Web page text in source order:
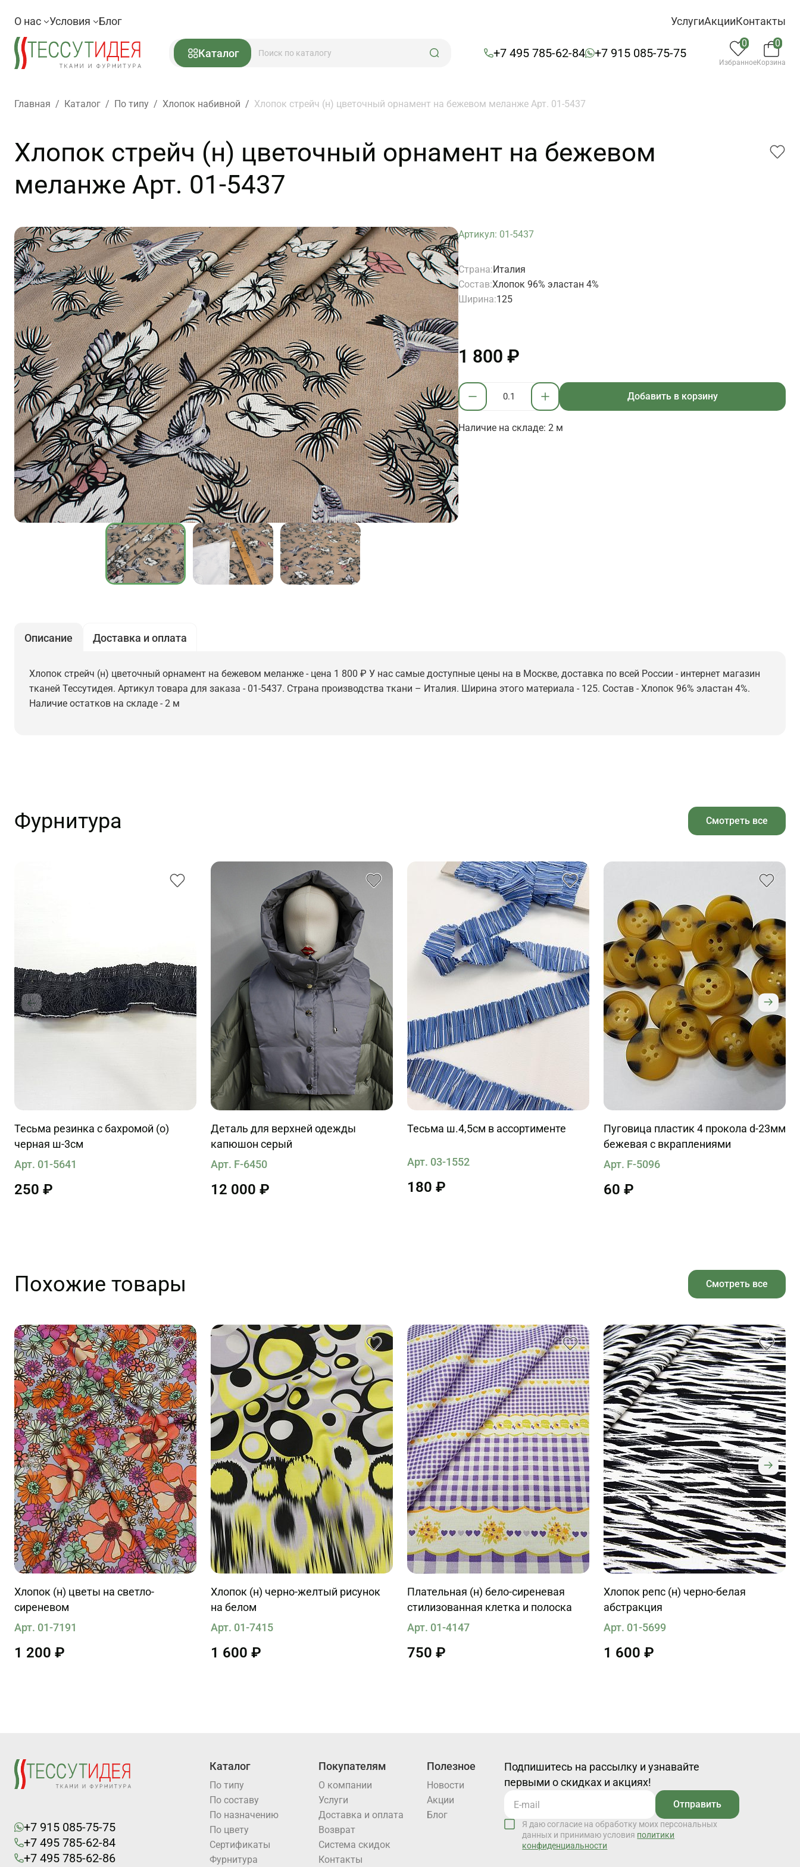
О нас Условия Блог УслугиАкцииКонтакты
Каталог +7 495 785-62-84 +7 915 085-75-75
0
Избранное
0
Корзина
Главная / Каталог / По типу / Хлопок набивной / Хлопок стрейч (н) цветочный орнамент на бежевом меланже Арт. 01-5437
Хлопок стрейч (н) цветочный орнамент на бежевом
меланже Арт. 01-5437
Артикул: 01-5437
Страна:Италия
Состав:Хлопок 96% эластан 4%
Ширина:125
1 800 ₽
Добавить в корзину
Наличие на складе: 2 м
Описание Доставка и оплата
Хлопок стрейч (н) цветочный орнамент на бежевом меланже - цена 1 800 ₽ У нас самые доступные цены на в Москве, доставка по всей России - интернет магазин
тканей Тессутидея. Артикул товара для заказа - 01-5437. Страна производства ткани – Италия. Ширина этого материала - 125. Состав - Хлопок 96% эластан 4%.
Наличие остатков на складе - 2 м
Фурнитура Смотреть все
Тесьма резинка с бахромой (о)
черная ш-3см
Арт. 01-5641
250 ₽
Деталь для верхней одежды
капюшон серый
Арт. F-6450
12 000 ₽
Тесьма ш.4,5см в ассортименте
Арт. 03-1552
180 ₽
Пуговица пластик 4 прокола d-23мм
бежевая с вкраплениями
Арт. F-5096
60 ₽
Похожие товары Смотреть все
Хлопок (н) цветы на светло-
сиреневом
Арт. 01-7191
1 200 ₽
Хлопок (н) черно-желтый рисунок
на белом
Арт. 01-7415
1 600 ₽
Плательная (н) бело-сиреневая
стилизованная клетка и полоска
Арт. 01-4147
750 ₽
Хлопок репс (н) черно-белая
абстракция
Арт. 01-5699
1 600 ₽
+7 915 085-75-75
+7 495 785-62-84
+7 495 785-62-86
Каталог
По типу
По составу
По назначению
По цвету
Cертификаты
Фурнитура
Покупателям
О компании
Услуги
Доставка и оплата
Возврат
Система скидок
Контакты
Полезное
Новости
Акции
Блог
Подпишитесь на рассылку и узнавайте
первыми о скидках и акциях!
Отправить
Я даю согласие на обработку моих персональных
данных и принимаю условия политики
конфиденциальности